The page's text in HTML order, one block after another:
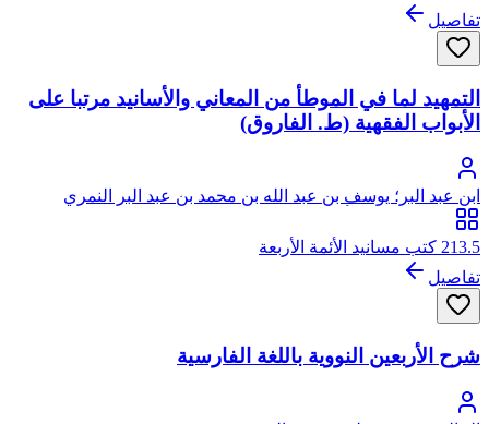
تفاصيل
التمهيد لما في الموطأ من المعاني والأسانيد مرتبا على
الأبواب الفقهية (ط. الفاروق)
ابن عبد البر؛ يوسف بن عبد الله بن محمد بن عبد البر النمري
القرطبي المالكي، أبو عمر
213.5 كتب مسانيد الأئمة الأربعة
تفاصيل
شرح الأربعين النووية باللغة الفارسية